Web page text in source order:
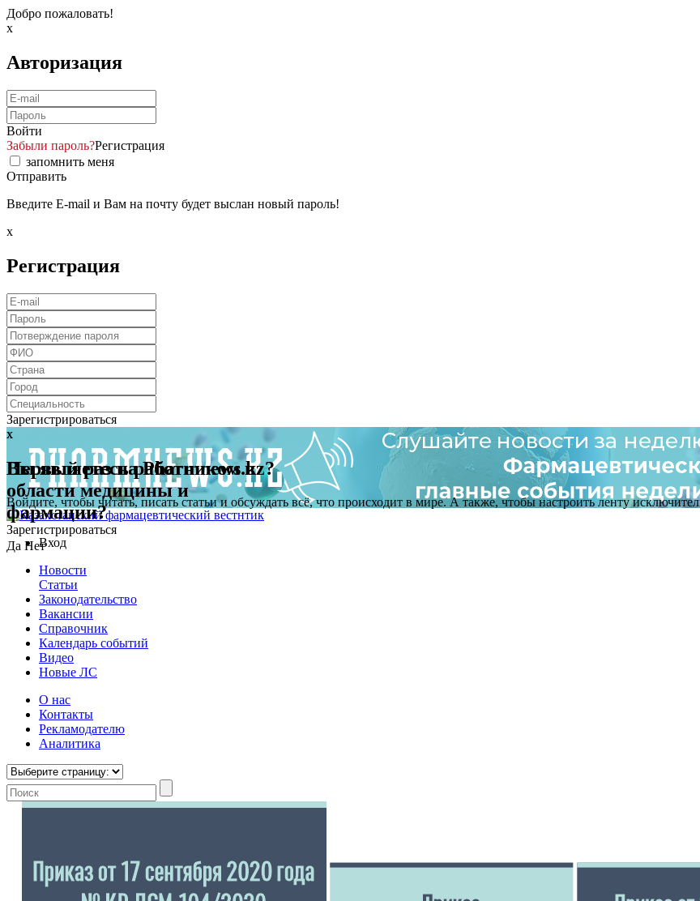
Добро пожаловать!
x
Авторизация
Войти
Забыли пароль?Регистрация
запомнить меня
Отправить
Введите E-mail и Вам на почту будет выслан новый пароль!
x
Регистрация
Зарегистрироваться
x
Первый раз на Pharmnews.kz?
Войдите, чтобы читать, писать статьи и обсуждать всё, что происходит в мире. А также, чтобы настроить ленту
Зарегистрироваться
x
Вы являетесь работником в
области медицины и
фармации?
Да НетВход
Новости
Статьи
Законодательство
Вакансии
Справочник
Календарь событий
Видео
Новые ЛС
О нас
Контакты
Рекламодателю
Аналитика